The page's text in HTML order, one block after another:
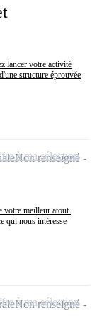
lancer votre activité
structure éprouvée
votre meilleur atout.
qui nous intéresse
Non renseigné
à ma sélection
Non renseigné
à ma sélection